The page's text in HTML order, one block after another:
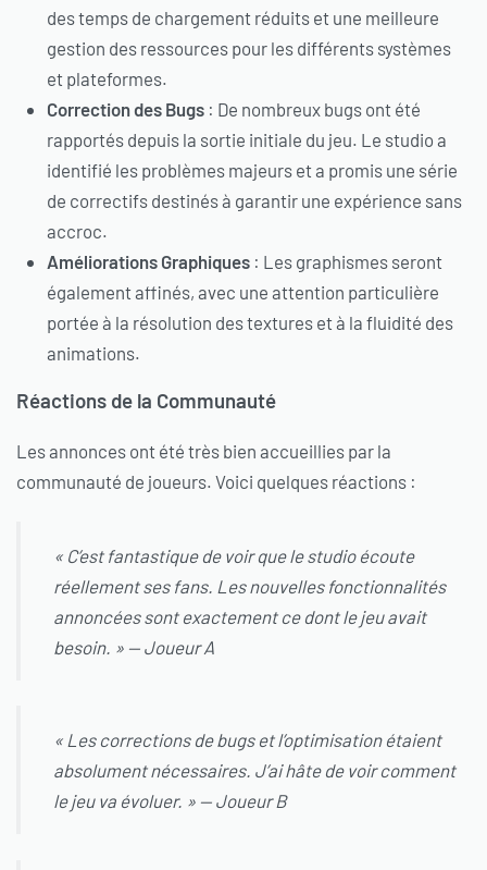
des temps de chargement réduits et une meilleure
gestion des ressources pour les différents systèmes
et plateformes.
Correction des Bugs : De nombreux bugs ont été
rapportés depuis la sortie initiale du jeu. Le studio a
identifié les problèmes majeurs et a promis une série
de correctifs destinés à garantir une expérience sans
accroc.
Améliorations Graphiques : Les graphismes seront
également affinés, avec une attention particulière
portée à la résolution des textures et à la fluidité des
animations.
Réactions de la Communauté
Les annonces ont été très bien accueillies par la
communauté de joueurs. Voici quelques réactions :
« C’est fantastique de voir que le studio écoute
réellement ses fans. Les nouvelles fonctionnalités
annoncées sont exactement ce dont le jeu avait
besoin. » — Joueur A
« Les corrections de bugs et l’optimisation étaient
absolument nécessaires. J’ai hâte de voir comment
le jeu va évoluer. » — Joueur B